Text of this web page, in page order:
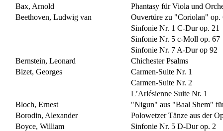
Bax, Arnold
Phantasy für Viola und
Beethoven, Ludwig van
Ouvertüre zu "Coriolan" op.
Sinfonie Nr. 1 C-Dur op. 21
Sinfonie Nr. 5 c-Moll op. 67
Sinfonie Nr. 7 A-Dur op 92
Bernstein, Leonard
Chichester Psalms
Bizet, Georges
Carmen-Suite Nr. 1
Carmen-Suite Nr. 2
L’Arlésienne Suite Nr. 1
Bloch, Ernest
"Nigun" aus "Baal Shem"
Borodin, Alexander
Polowetzer Tänze aus der
Boyce, William
Sinfonie Nr. 5 D-Dur op. 2